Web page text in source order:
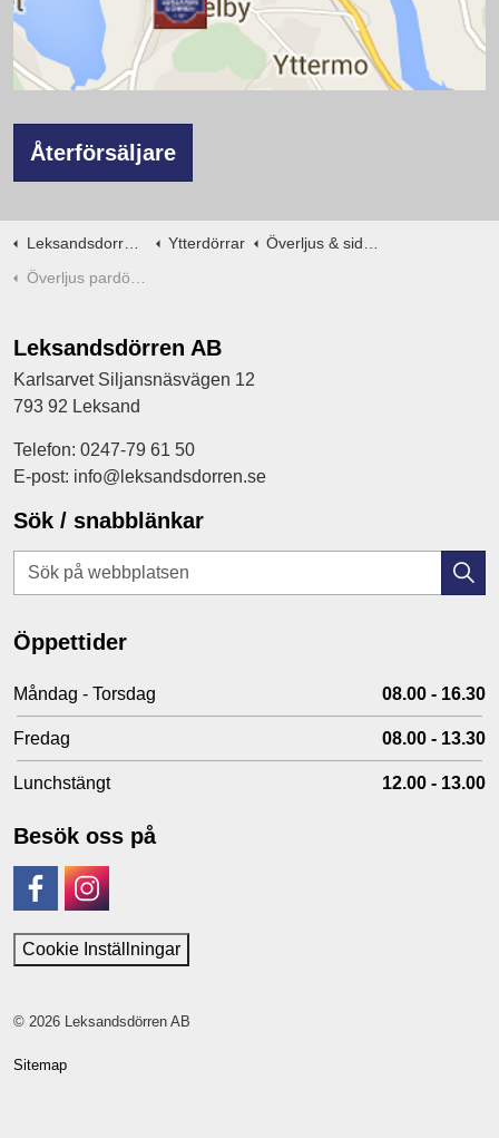
Återförsäljare
Leksandsdorren.se Ytterdörrar
Överljus & sidoljus
Överljus pardörr teak med glas
Leksandsdörren AB
Karlsarvet Siljansnäsvägen 12
793 92 Leksand
Telefon: 0247-79 61 50
E-post: info@leksandsdorren.se
Sök / snabblänkar
Öppettider
Måndag - Torsdag 08.00 - 16.30
Fredag 08.00 - 13.30
Lunchstängt 12.00 - 13.00
Besök oss på
FacebookInstagram
Cookie Inställningar
© 2026 Leksandsdörren AB
Sitemap